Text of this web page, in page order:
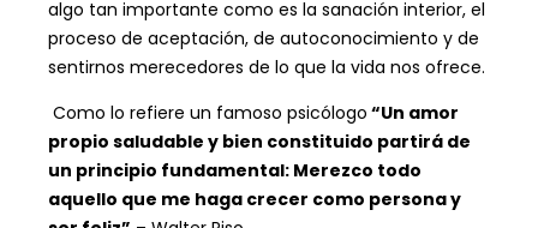
algo tan importante como es la sanación interior, el
proceso de aceptación, de autoconocimiento y de
sentirnos merecedores de lo que la vida nos ofrece.
Como lo refiere un famoso psicólogo “Un amor
propio saludable y bien constituido partirá de
un principio fundamental: Merezco todo
aquello que me haga crecer como persona y